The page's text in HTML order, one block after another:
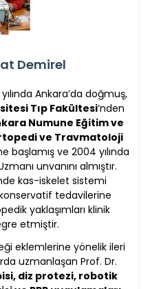
Demirel
Ankara’da doğmuş,
Tıp Fakültesi’nden
Numune Eğitim ve
ve Travmatoloji
başlamış ve 2004 yılında
unvanını almıştır.
kas-iskelet sistemi
konservatif tedavilerine
yaklaşımları klinik
etmiştir.
eklemlerine yönelik ileri
uzmanlaşan Prof. Dr.
diz protezi, robotik